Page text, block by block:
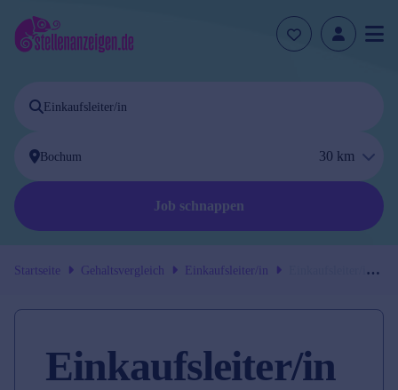
30 km
Job schnappen
Startseite Gehaltsvergleich Einkaufsleiter/in
Einkaufsleiter/in
Einkaufsleiter/in